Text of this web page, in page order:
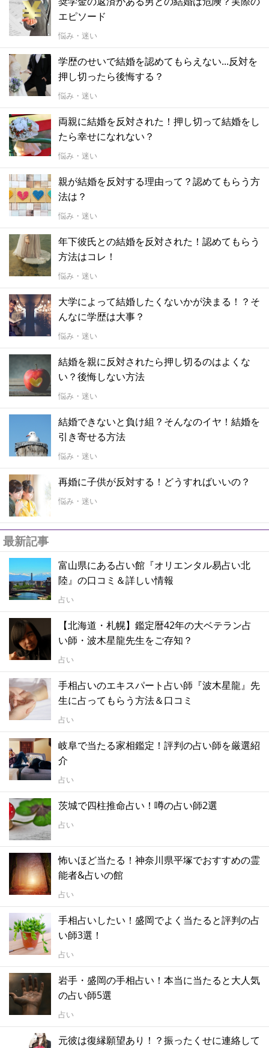
エピソード
悩み・迷い
学歴のせいで結婚を認めてもらえない...反対を
押し切ったら後悔する？
悩み・迷い
両親に結婚を反対された！押し切って結婚をし
たら幸せになれない？
悩み・迷い
親が結婚を反対する理由って？認めてもらう方
法は？
悩み・迷い
年下彼氏との結婚を反対された！認めてもらう
方法はコレ！
悩み・迷い
大学によって結婚したくないかが決まる！？そ
んなに学歴は大事？
悩み・迷い
結婚を親に反対されたら押し切るのはよくな
い？後悔しない方法
悩み・迷い
結婚できないと負け組？そんなのイヤ！結婚を
引き寄せる方法
悩み・迷い
再婚に子供が反対する！どうすればいいの？
悩み・迷い
最新記事
富山県にある占い館『オリエンタル易占い北
陸』の口コミ＆詳しい情報
占い
【北海道・札幌】鑑定暦42年の大ベテラン占
い師・波木星龍先生をご存知？
占い
手相占いのエキスパート占い師『波木星龍』先
生に占ってもらう方法＆口コミ
占い
岐阜で当たる家相鑑定！評判の占い師を厳選紹
介
占い
茨城で四柱推命占い！噂の占い師2選
占い
怖いほど当たる！神奈川県平塚でおすすめの霊
能者&占いの館
占い
手相占いしたい！盛岡でよく当たると評判の占
い師3選！
占い
岩手・盛岡の手相占い！本当に当たると大人気
の占い師5選
占い
元彼は復縁願望あり！？振ったくせに連絡して